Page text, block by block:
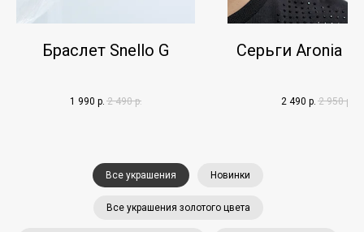
Браслет Snello G
1 990 р. 2 490 р.
Серьги Aronia
2 490 р. 2 950 р.
Все украшения Новинки
Все украшения золотого цвета